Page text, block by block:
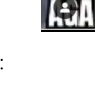
: